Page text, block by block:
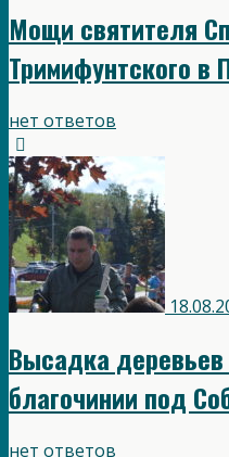
Мощи святителя
Тримифунтского в
нет ответов
Высадка деревьев
благочинии под
нет ответов